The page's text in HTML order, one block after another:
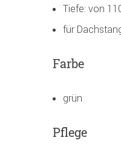
Tiefe: von
für
Farbe
grün
Pflege